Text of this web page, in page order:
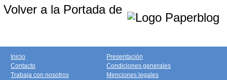
Volver a la Portada de
Inicio
Contacto
Trabaja con nosotros
Presentación
Condiciones generales
Menciones legales